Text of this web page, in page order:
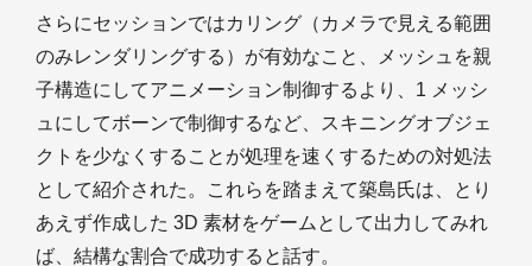
さらにセッションではカリング（カメラで見える範囲
のみレンダリングする）が有効なこと、メッシュを親
子構造にしてアニメーション制御するより、1 メッシ
ュにしてボーンで制御するなど、スキニングオブジェ
クトを少なくすることが処理を速くするための対処法
として紹介された。これらを踏まえて築島氏は、とり
あえず作成した 3D 素材をゲームとして出力してみれ
ば、結構な割合で成功すると話す。